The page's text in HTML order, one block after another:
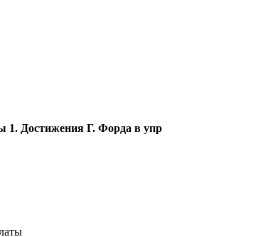
1. Достижения Г. Форда в упр